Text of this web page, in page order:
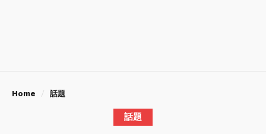
Home 話題
話題